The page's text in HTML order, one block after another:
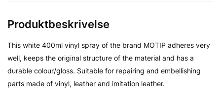
Produktbeskrivelse
This white 400ml vinyl spray of the brand MOTIP adheres very
well, keeps the original structure of the material and has a
durable colour/gloss. Suitable for repairing and embellishing
parts made of vinyl, leather and imitation leather.